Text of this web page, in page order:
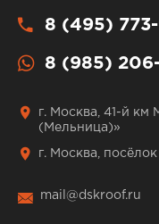
8 (495)
8 (985)
г. Москва, 41-й
(Мельница)»
г. Москва,
mail@dskroof.ru